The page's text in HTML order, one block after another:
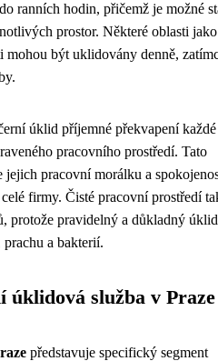
ranních hodin, přičemž je možné
prostor. Některé oblasti jako
mohou být uklidovány denně,
úklid příjemné překvapení
pracovního prostředí. Tato
pracovní morálku a
firmy. Čisté pracovní prostředí
protože pravidelný a důkladný úklid
a bakterií.
úklidová služba v Praze
představuje specifický segment